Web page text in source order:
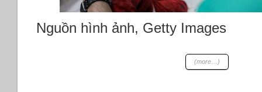
nhân
việc
Nguồn hình ảnh, Getty Images
(more…)